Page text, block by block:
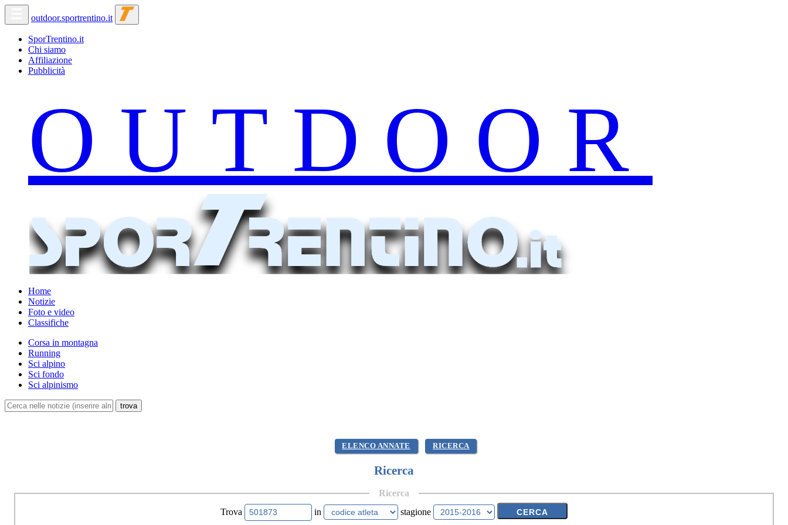
outdoor.sportrentino.it
SporTrentino.it
Chi siamo
Affiliazione
Pubblicità
Home
Notizie
Foto e video
Classifiche
Corsa in montagna
Running
Sci alpino
Sci fondo
Sci alpinismo
ELENCO ANNATE RICERCA
Ricerca
Ricerca
Trova
in stagione